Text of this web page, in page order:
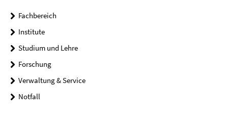
Fachbereich
Institute
Studium und Lehre
Forschung
Verwaltung & Service
Notfall